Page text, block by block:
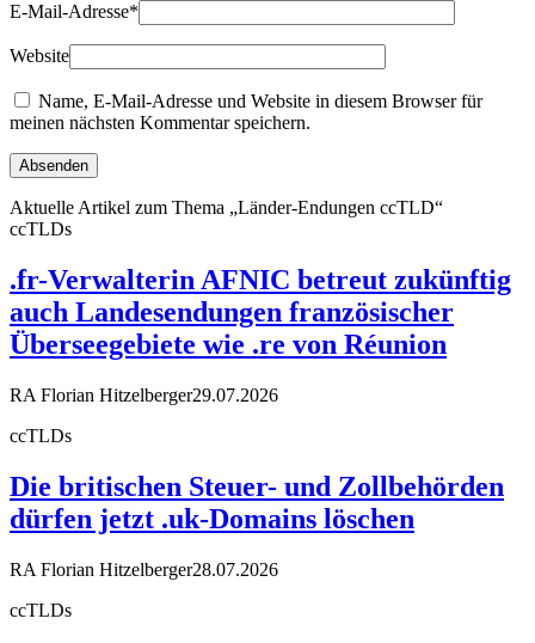
E-Mail-Adresse*
Website
Name, E-Mail-Adresse und Website in diesem Browser für
meinen nächsten Kommentar speichern.
Aktuelle Artikel zum Thema „Länder-Endungen ccTLD“
ccTLDs
.fr-Verwalterin AFNIC betreut zukünftig
auch Landesendungen französischer
Überseegebiete wie .re von Réunion
RA Florian Hitzelberger29.07.2026
ccTLDs
Die britischen Steuer- und Zollbehörden
dürfen jetzt .uk-Domains löschen
RA Florian Hitzelberger28.07.2026
ccTLDs